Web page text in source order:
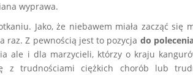
wyprawa.
Jako, że niebawem miała zacząć się
raz. Z pewnością jest to pozycja do
ale i dla marzycieli, którzy o kraju
z trudnościami ciężkich chorób lub